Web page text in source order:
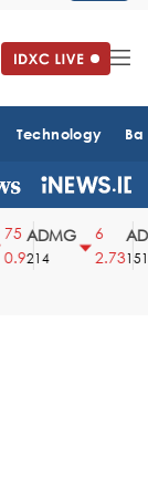
Technology
75 ADMG
214
2.731510